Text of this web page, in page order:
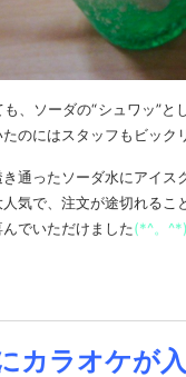
、ソーダの“シュワッ”と
のにはスタッフもビック
通ったソーダ水にアイス
気で、注文が途切れるこ
でいただけました(*^。 ^*)
カラオケが